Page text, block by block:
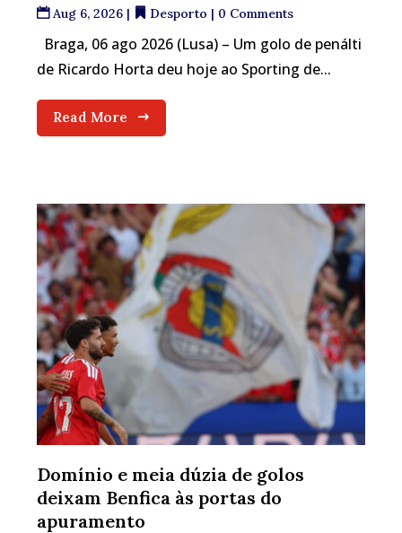
Aug 6, 2026 | Desporto | 0 Comments
Braga, 06 ago 2026 (Lusa) – Um golo de penálti
de Ricardo Horta deu hoje ao Sporting de...
Read More
Domínio e meia dúzia de golos
deixam Benfica às portas do
apuramento